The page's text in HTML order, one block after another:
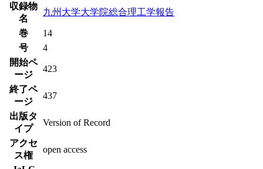
収録物
名
九州大学大学院総合理工学報告
巻
14
号
4
開始ペ
ージ
423
終了ペ
ージ
437
出版タ
イプ
Version of Record
アクセ
ス権
open access